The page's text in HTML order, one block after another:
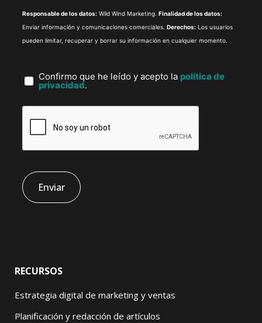
Responsable de los datos: Wild Wind Marketing. Finalidad de los datos:
Enviar información y comunicaciones comerciales. Derechos: Los usuarios
pueden limitar, recuperar y borrar su información en cualquier momento.
Confirmo que he leído y acepto la política de
privacidad.
RECURSOS
Estrategia digital de marketing y ventas
Planificación y redacción de artículos